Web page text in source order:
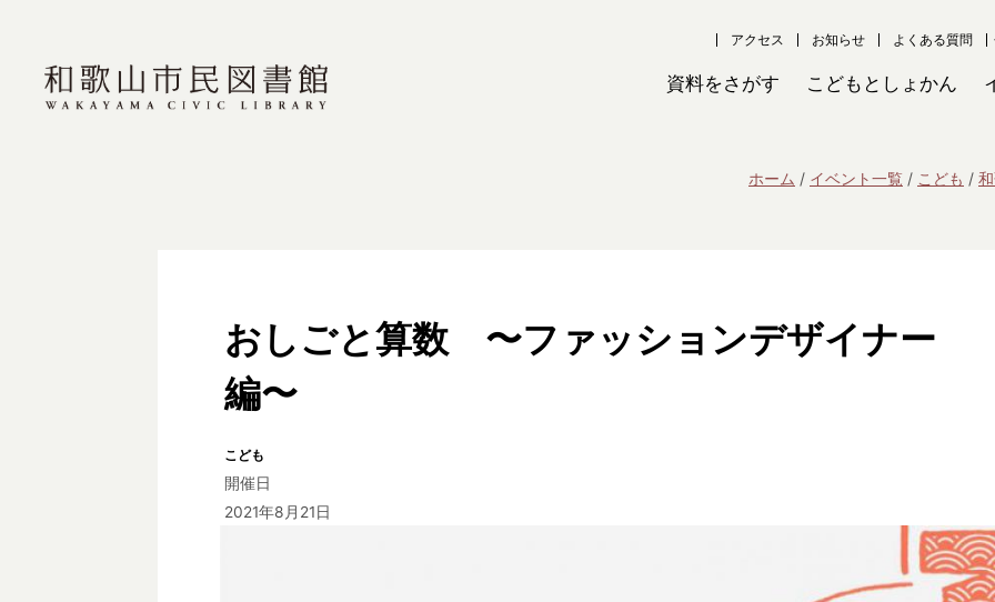
アクセス お知らせ よくある質問
資料をさがす こどもとしょかん
ホーム イベント一覧 こども
おしごと算数 〜ファッションデザイナー
編〜
こども
開催日
2021年8月21日